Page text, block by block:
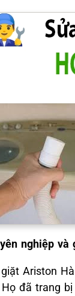
nghiệp và
Ariston
đã trang